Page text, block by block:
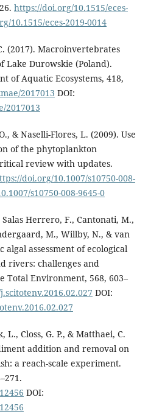
https://doi.org/10.1515/eces-
10.1515/eces-2019-0014
(2017). Macroinvertebrates
Lake Durowskie (Poland).
of Aquatic Ecosystems, 418,
2017013 DOI:
2017013
& Naselli-Flores, L. (2009). Use
of the phytoplankton
review with updates.
doi.org/10.1007/s10750-008-
s10750-008-9645-0
Salas Herrero, F., Cantonati, M.,
M., Willby, N., & van
algal assessment of ecological
rivers: challenges and
Total Environment, 568, 603–
DOI:
L., Closs, G. P., & Matthaei, C.
addition and removal on
a reach-scale experiment.
DOI: